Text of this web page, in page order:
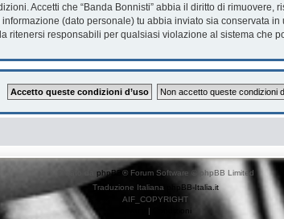
Accetti che “Banda Bonnisti” abbia il diritto di
(dato personale) tu abbia inviato sia conservata
ritenersi responsabili per qualsiasi violazione al sistema che
phpBB® Forum Software © phpBB Limited
Traduzione Italiana
phpBB-Italia.it
AIF_COPYRIGHT
| Condizioni